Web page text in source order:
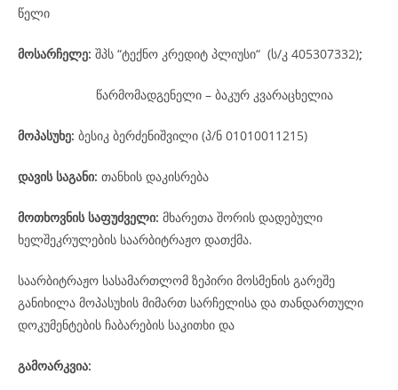
წელი
მოსარჩელე: შპს “ტექნო კრედიტ პლიუსი“ (ს/კ 405307332);
წარმომადგენელი – ბაკურ კვარაცხელია
მოპასუხე: ბესიკ ბერძენიშვილი (პ/ნ 01010011215)
დავის საგანი: თანხის დაკისრება
მოთხოვნის საფუძველი: მხარეთა შორის დადებული
ხელშეკრულების საარბიტრაჟო დათქმა.
საარბიტრაჟო სასამართლომ ზეპირი მოსმენის გარეშე
განიხილა მოპასუხის მიმართ სარჩელისა და თანდართული
დოკუმენტების ჩაბარების საკითხი და
გამოარკვია: